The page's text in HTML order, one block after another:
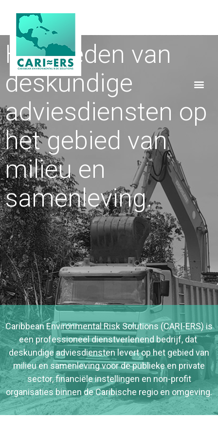
Het bieden van
deskundige
adviesdiensten op
het gebied van
milieu en
samenleving.
Caribbean Environmental Risk Solutions (CARI-ERS) is
een professioneel dienstverlenend bedrijf, dat
deskundige adviesdiensten levert op het gebied van
milieu en samenleving voor de publieke en private
sector, financiële instellingen en non-profit
organisaties binnen de Caribische regio en omgeving.